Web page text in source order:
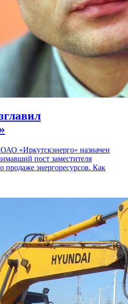
«Иркутскэнерго» назначен
пост заместителя
продаже энергоресурсов. Как